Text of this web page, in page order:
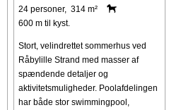
24 personer, 314 m²
600 m til kyst.
Stort, velindrettet sommerhus ved
Råbylille Strand med masser af
spændende detaljer og
aktivitetsmuligheder. Poolafdelingen
har både stor swimmingpool,